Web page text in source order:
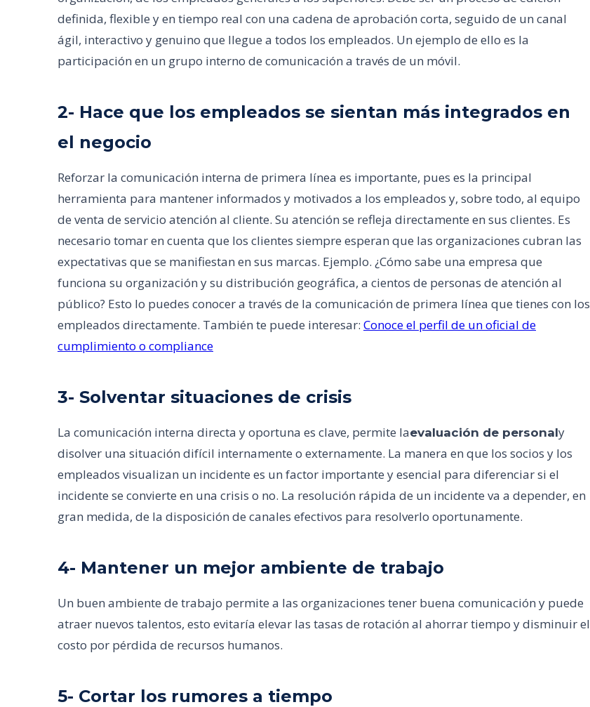
definida, flexible y en tiempo real con una cadena de aprobación corta, seguido de un canal
ágil, interactivo y genuino que llegue a todos los empleados. Un ejemplo de ello es la
participación en un grupo interno de comunicación a través de un móvil.
2- Hace que los empleados se sientan más integrados en
el negocio
Reforzar la comunicación interna de primera línea es importante, pues es la principal
herramienta para mantener informados y motivados a los empleados y, sobre todo, al equipo
de venta de servicio atención al cliente. Su atención se refleja directamente en sus clientes. Es
necesario tomar en cuenta que los clientes siempre esperan que las organizaciones cubran las
expectativas que se manifiestan en sus marcas. Ejemplo. ¿Cómo sabe una empresa que
funciona su organización y su distribución geográfica, a cientos de personas de atención al
público? Esto lo puedes conocer a través de la comunicación de primera línea que tienes con los
empleados directamente. También te puede interesar: Conoce el perfil de un oficial de
cumplimiento o compliance
3- Solventar situaciones de crisis
La comunicación interna directa y oportuna es clave, permite laevaluación de personaly
disolver una situación difícil internamente o externamente. La manera en que los socios y los
empleados visualizan un incidente es un factor importante y esencial para diferenciar si el
incidente se convierte en una crisis o no. La resolución rápida de un incidente va a depender, en
gran medida, de la disposición de canales efectivos para resolverlo oportunamente.
4- Mantener un mejor ambiente de trabajo
Un buen ambiente de trabajo permite a las organizaciones tener buena comunicación y puede
atraer nuevos talentos, esto evitaría elevar las tasas de rotación al ahorrar tiempo y disminuir el
costo por pérdida de recursos humanos.
5- Cortar los rumores a tiempo